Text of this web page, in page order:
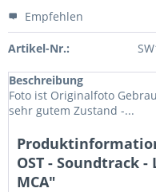
Empfehlen
Artikel-Nr.:
Beschreibung
Foto ist Originalfoto
sehr gutem Zustand -...
OST - Soundtrack
MCA"